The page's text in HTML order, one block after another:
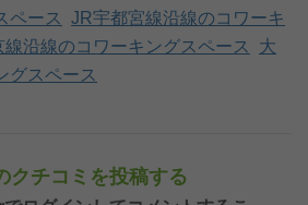
ペース
JR宇都宮線沿線のコワーキ
線沿線のコワーキングスペース
大
グスペース
クチコミを投稿する